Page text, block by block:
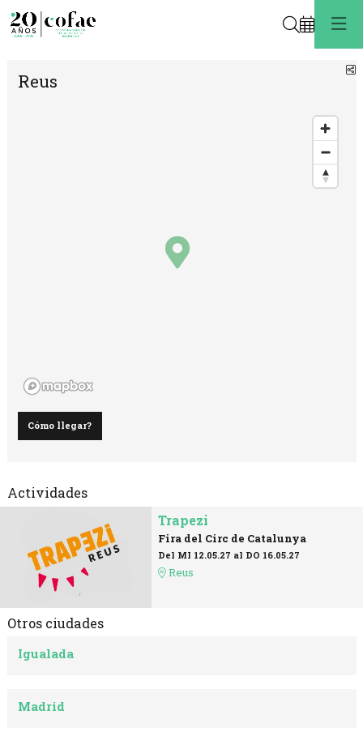
Buscar
Reus
Cómo llegar?
Actividades
Trapezi
Fira del Circ de Catalunya
Del MI 12.05.27 al DO 16.05.27
Reus
Otros ciudades
Igualada
Madrid